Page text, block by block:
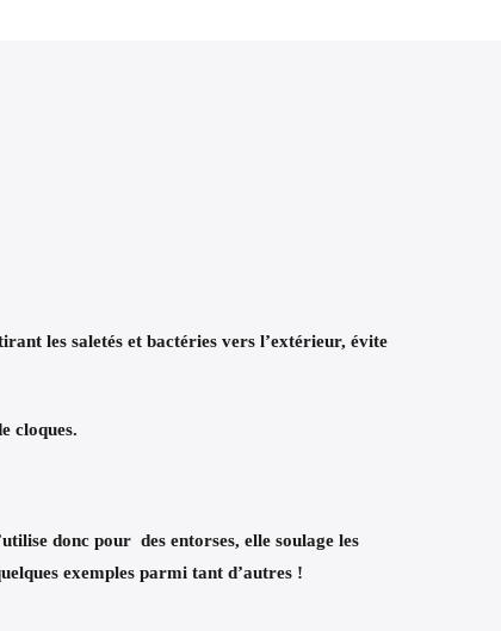
les saletés et bactéries vers l’extérieur, évite
cloques.
donc pour des entorses, elle soulage les
exemples parmi tant d’autres !